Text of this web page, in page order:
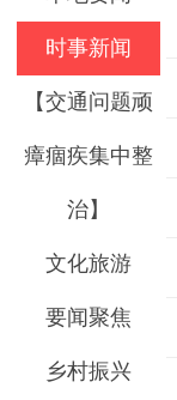
时事新闻
【交通问题顽
瘴痼疾集中整
治】
文化旅游
要闻聚焦
乡村振兴